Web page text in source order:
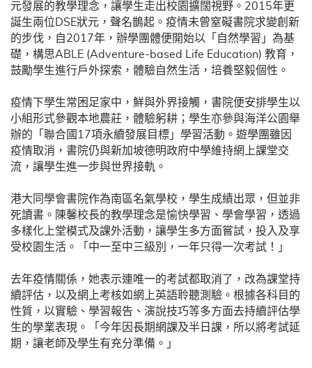
元發展的教學理念，讓學生走出校園擴闊視野。2015年更
誕生兩位DSE狀元，聲名鵲起。疫情未曾窒礙書院求變創新
的步伐，自2017年，辦學團體便開始以「自然學習」為基
礎，構思ABLE (Adventure-based Life Education) 教育，
鼓勵學生進行戶外探索，體驗自然生活，培養堅毅個性。
疫情下學生常困足家中，鮮與外界接觸，書院便安排學生以
小組形式參觀本地農莊，體驗躬耕；學生亦參與海洋公園舉
辦的「聯合國17項永續發展目標」學習活動。遊學團雖因
疫情取消，書院仍與新加坡德明政府中學維持網上課堂交
流，讓學生進一步與世界接軌。
港大同學會書院作為南區名氣學校，學生成績出眾，但並非
死讀書。陳馨校長的教學理念是愉快學習、學會學習，透過
多樣化上堂模式及課外活動，讓學生多方面嘗試，投入及享
受校園生活。「中一至中三級別，一年只得一次考試！」
去年疫情關係，她表示連唯一的考試都取消了，改為課堂持
續評估，以及網上考核如網上英語聆聽測驗。根據各科目的
性質，以實驗、學習報告、演說技巧等多方面去持續評估學
生的學業表現。「今年因長期網課及半日課，所以將考試延
期，讓老師及學生有充分準備。」